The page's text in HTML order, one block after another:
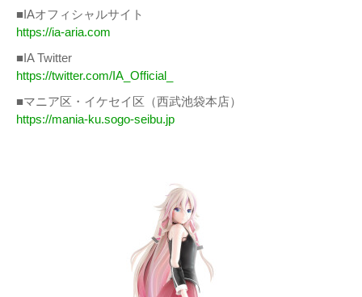
■IAオフィシャルサイト
https://ia-aria.com
■IA Twitter
https://twitter.com/IA_Official_
■マニア区・イケセイ区（西武池袋本店）
https://mania-ku.sogo-seibu.jp